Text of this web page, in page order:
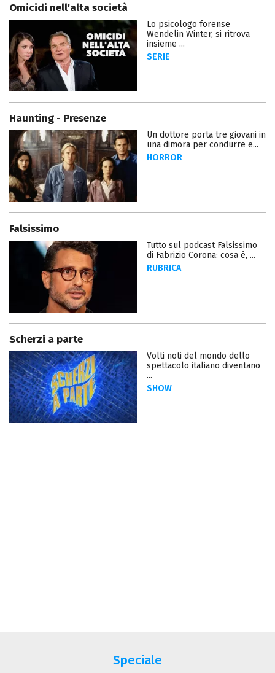
Omicidi nell'alta società
Lo psicologo forense
Wendelin Winter, si ritrova
insieme ...
SERIE
Haunting - Presenze
Un dottore porta tre giovani in
una dimora per condurre e...
HORROR
Falsissimo
Tutto sul podcast Falsissimo
di Fabrizio Corona: cosa è, ...
RUBRICA
Scherzi a parte
Volti noti del mondo dello
spettacolo italiano diventano
...
SHOW
Speciale